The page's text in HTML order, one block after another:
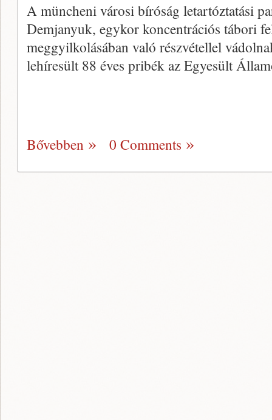
A müncheni városi bíróság letartóztatási
Demjanyuk, egykor koncentrációs tábori
meggyilkolásában való részvétellel
lehíresült 88 éves pribék az Egyesült
Bővebben 0 Comments